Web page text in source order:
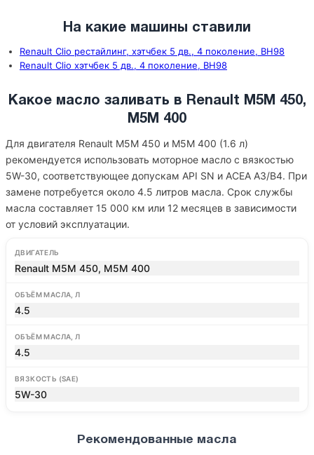
На какие машины ставили
Renault Clio рестайлинг, хэтчбек 5 дв., 4 поколение, BH98
Renault Clio хэтчбек 5 дв., 4 поколение, BH98
Какое масло заливать в Renault M5M 450,
M5M 400
Для двигателя Renault M5M 450 и M5M 400 (1.6 л)
рекомендуется использовать моторное масло с вязкостью
5W-30, соответствующее допускам API SN и ACEA A3/B4. При
замене потребуется около 4.5 литров масла. Срок службы
масла составляет 15 000 км или 12 месяцев в зависимости
от условий эксплуатации.
ДВИГАТЕЛЬ
Renault M5M 450, M5M 400
ОБЪЁМ МАСЛА, Л
4.5
ОБЪЁМ МАСЛА, Л
4.5
ВЯЗКОСТЬ (SAE)
5W-30
Рекомендованные масла